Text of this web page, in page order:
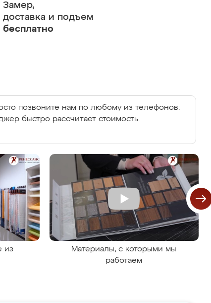
Замер,
доставка и подъем
бесплатно
позвоните нам по любому из телефонов:
быстро рассчитает стоимость.
из
Материалы, с которыми мы
работаем